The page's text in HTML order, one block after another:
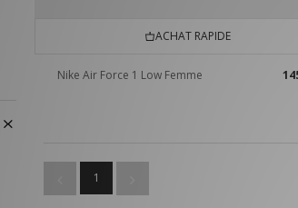
ACHAT RAPIDE
Nike Air Force 1 Low Femme
1